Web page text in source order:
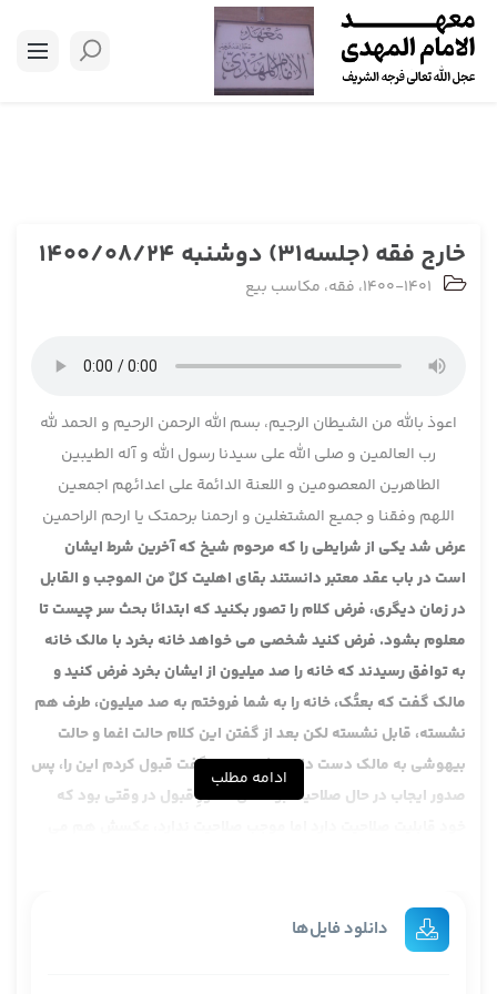
خارج فقه (جلسه31) دوشنبه 1400/08/24
1400-1401، فقه، مکاسب بیع
اعوذ بالله من الشیطان الرجیم، بسم الله الرحمن الرحیم و الحمد لله
رب العالمین و صلی الله علی سیدنا رسول الله و آله الطیبین
الطاهرین المعصومین و اللعنة الدائمة علی اعدائهم اجمعین
اللهم وفقنا و جمیع المشتغلین و ارحمنا برحمتک یا ارحم الراحمین
عرض شد یکی از شرایطی را که مرحوم شیخ که آخرین شرط ایشان
است در باب عقد معتبر دانستند بقای اهلیت کلٌ من الموجب و القابل
در زمان دیگری، فرض کلام را تصور بکنید که ابتدائا بحث سر چیست تا
معلوم بشود. فرض کنید شخصی می خواهد خانه بخرد با مالک خانه
به توافق رسیدند که خانه را صد میلیون از ایشان بخرد فرض کنید و
مالک گفت که بعتُک، خانه را به شما فروختم به صد میلیون، طرف هم
نشسته، قابل نشسته لکن بعد از گفتن این کلام حالت اغما و حالت
بیهوشی به مالک دست داد، مشتری هم گفت قبول کردم این را، پس
صدور ایجاب در حال صلاحیت بود لکن صدورِ قبول در وقتی بود که
حالات بیهوشی چند ثانیه ای به آن دست داد، این هم ترسید که این
بمیرد، گفت خانه را به تو فروختم به همان صد میلیون، بعد ایشان به
ادامه مطلب
دانلود فایل‌ها